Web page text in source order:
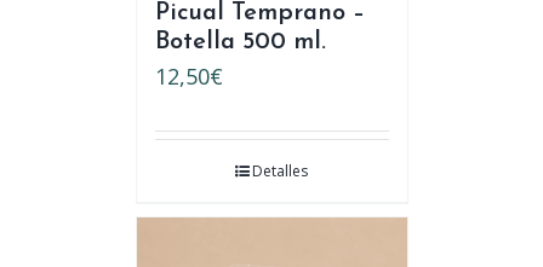
Picual Temprano –
Botella 500 ml.
12,50€
Detalles